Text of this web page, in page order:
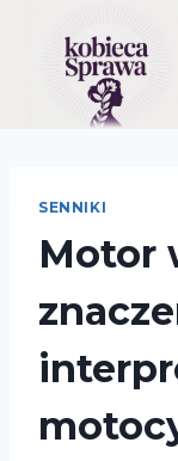
SENNIKI
Motor